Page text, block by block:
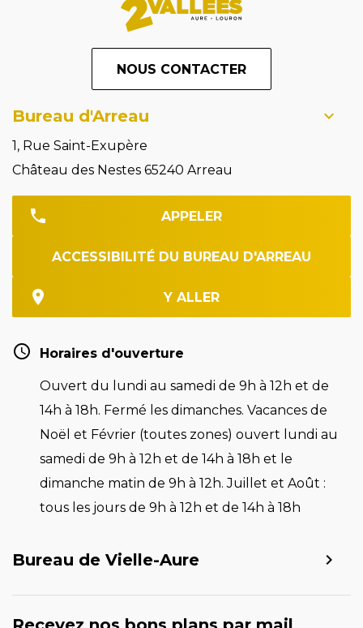
NOUS CONTACTER
Bureau d'Arreau
1, Rue Saint-Exupère
Château des Nestes 65240 Arreau
APPELER
ACCESSIBILITÉ DU BUREAU D'ARREAU
Y ALLER
Horaires d'ouverture
Ouvert du lundi au samedi de 9h à 12h et de
14h à 18h. Fermé les dimanches. Vacances de
Noël et Février (toutes zones) ouvert lundi au
samedi de 9h à 12h et de 14h à 18h et le
dimanche matin de 9h à 12h. Juillet et Août :
tous les jours de 9h à 12h et de 14h à 18h
Bureau de Vielle-Aure